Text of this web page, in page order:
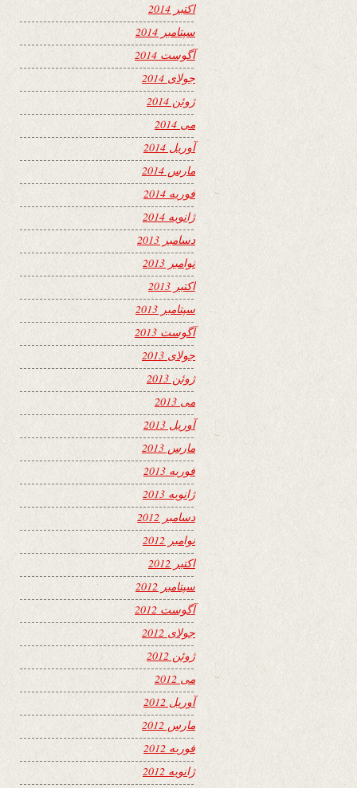
اکتبر 2014
سپتامبر 2014
آگوست 2014
جولای 2014
ژوئن 2014
می 2014
آوریل 2014
مارس 2014
فوریه 2014
ژانویه 2014
دسامبر 2013
نوامبر 2013
اکتبر 2013
سپتامبر 2013
آگوست 2013
جولای 2013
ژوئن 2013
می 2013
آوریل 2013
مارس 2013
فوریه 2013
ژانویه 2013
دسامبر 2012
نوامبر 2012
اکتبر 2012
سپتامبر 2012
آگوست 2012
جولای 2012
ژوئن 2012
می 2012
آوریل 2012
مارس 2012
فوریه 2012
ژانویه 2012